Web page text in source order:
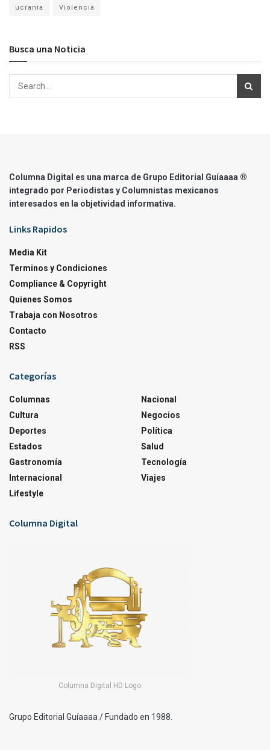
ucrania Violencia
Busca una Noticia
Columna Digital es una marca de Grupo Editorial Guíaaaa ®
integrado por Periodistas y Columnistas mexicanos
interesados en la objetividad informativa.
Links Rapidos
Media Kit
Terminos y Condiciones
Compliance & Copyright
Quienes Somos
Trabaja con Nosotros
Contacto
RSS
Categorías
Columnas
Cultura
Deportes
Estados
Gastronomía
Internacional
Lifestyle
Nacional
Negocios
Política
Salud
Tecnología
Viajes
Columna Digital
Columna Digital HD Logo
Grupo Editorial Guíaaaa / Fundado en 1988.